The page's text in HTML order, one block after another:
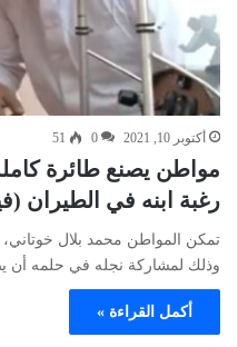
أكتوبر 10, 2021 0
51
مواطن يصنع طائرة
رغبة ابنه في الطيران
تمكن المواطن محمد بلال
وذلك لمشاركة نجله في حلمه أن
أكمل القراءة »